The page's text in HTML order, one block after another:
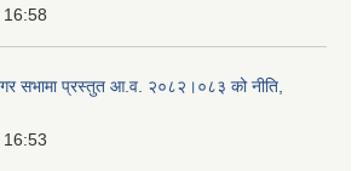
सभामा प्रस्तुत आ.व. २०८२।०८३ को नीति,